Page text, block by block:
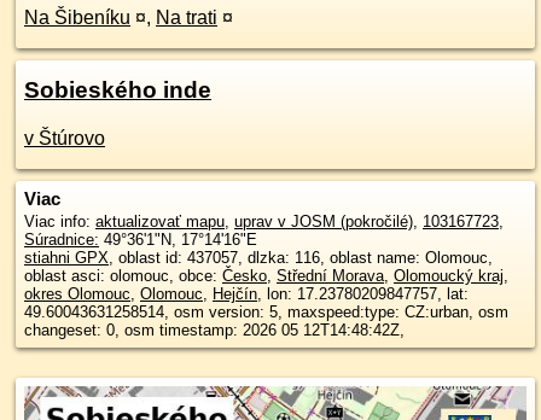
Na Šibeníku ¤, Na trati ¤
Sobieského inde
v Štúrovo
Viac
Viac info: aktualizovať mapu, uprav v JOSM (pokročilé), 103167723,
Súradnice: 49°36'1"N, 17°14'16"E
stiahni GPX, oblast id: 437057, dlzka: 116, oblast name: Olomouc,
oblast asci: olomouc, obce: Česko, Střední Morava, Olomoucký kraj,
okres Olomouc, Olomouc, Hejčín, lon: 17.23780209847757, lat:
49.60043631258514, osm version: 5, maxspeed:type: CZ:urban, osm
changeset: 0, osm timestamp: 2026 05 12T14:48:42Z,